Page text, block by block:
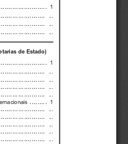
1
de  Estado)
1
1